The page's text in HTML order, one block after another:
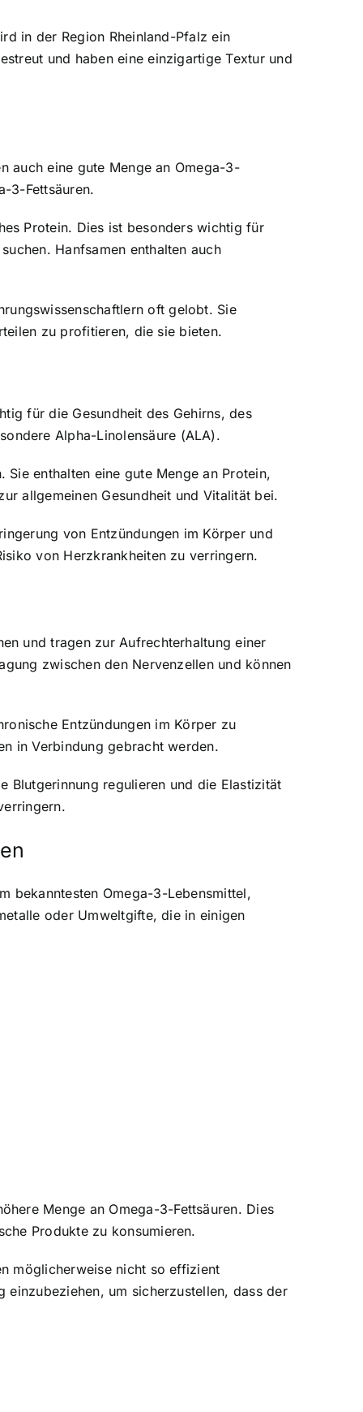
in der Region Rheinland-Pfalz ein
und haben eine einzigartige Textur und
auch eine gute Menge an Omega-3-
3-Fettsäuren.
Protein. Dies ist besonders wichtig für
Hanfsamen enthalten auch
oft gelobt. Sie
zu profitieren, die sie bieten.
für die Gesundheit des Gehirns, des
Alpha-Linolensäure (ALA).
enthalten eine gute Menge an Protein,
allgemeinen Gesundheit und Vitalität bei.
von Entzündungen im Körper und
von Herzkrankheiten zu verringern.
und tragen zur Aufrechterhaltung einer
zwischen den Nervenzellen und können
Entzündungen im Körper zu
in Verbindung gebracht werden.
Blutgerinnung regulieren und die Elastizität
bekanntesten Omega-3-Lebensmittel,
oder Umweltgifte, die in einigen
Menge an Omega-3-Fettsäuren. Dies
Produkte zu konsumieren.
möglicherweise nicht so effizient
einzubeziehen, um sicherzustellen, dass der